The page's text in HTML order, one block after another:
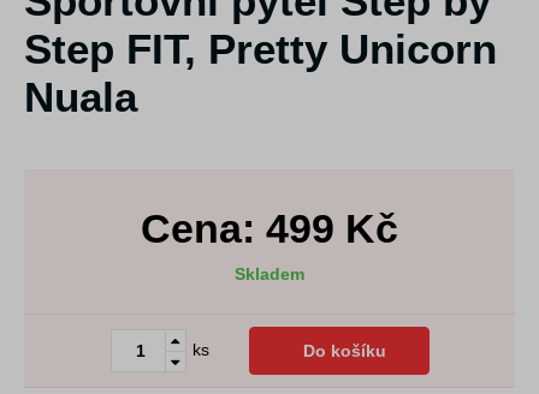
Step FIT, Pretty Unicorn
Nuala
Cena: 499 Kč
Skladem
ks Do košíku